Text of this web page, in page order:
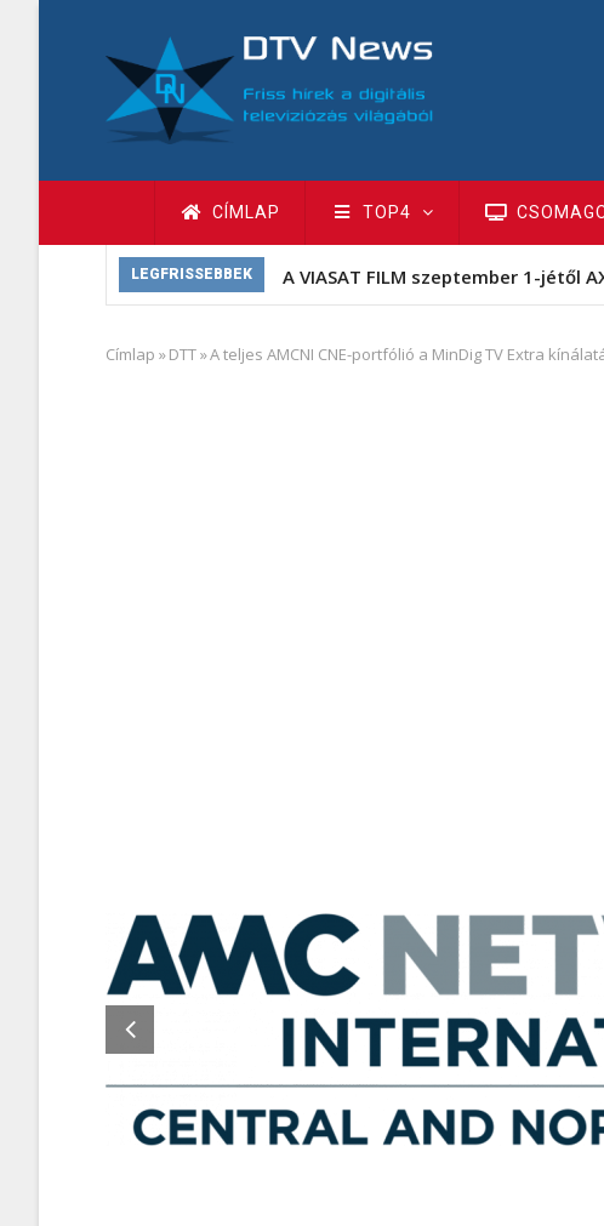
tartalomra
Fő
navigáció
CÍMLAP TOP4
LEGFRISSEBBEK A VIASAT FILM szeptember 1-jétől
Morzsa
Címlap »DTT»A teljes AMCNI CNE-portfólió a MinDig TV Extra